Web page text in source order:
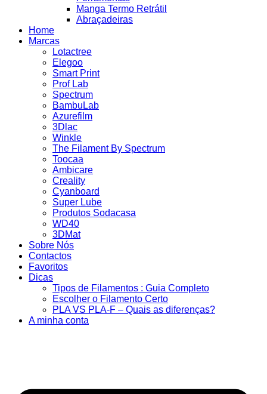
Manga Termo Retrátil
Abraçadeiras
Home
Marcas
Lotactree
Elegoo
Smart Print
Prof Lab
Spectrum
BambuLab
Azurefilm
3Dlac
Winkle
The Filament By Spectrum
Toocaa
Ambicare
Creality
Cyanboard
Super Lube
Produtos Sodacasa
WD40
3DMat
Sobre Nós
Contactos
Favoritos
Dicas
Tipos de Filamentos : Guia Completo
Escolher o Filamento Certo
PLA VS PLA-F – Quais as diferenças?
A minha conta